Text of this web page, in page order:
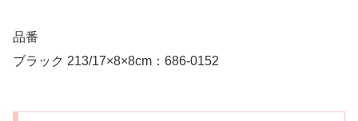
品番
ブラック 213/17×8×8cm：686-0152